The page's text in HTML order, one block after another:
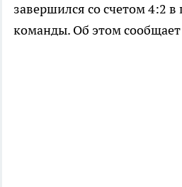
завершился со счетом 4:2
команды. Об этом сообщает